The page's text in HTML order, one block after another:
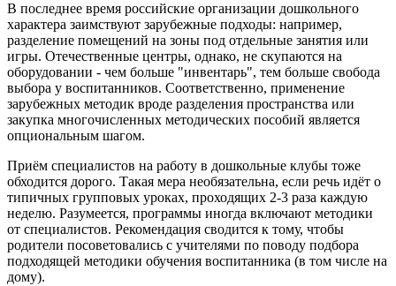
В последнее время российские организации дошкольного
характера заимствуют зарубежные подходы: например,
разделение помещений на зоны под отдельные занятия или
игры. Отечественные центры, однако, не скупаются на
оборудовании - чем больше "инвентарь", тем больше свобода
выбора у воспитанников. Соответственно, применение
зарубежных методик вроде разделения пространства или
закупка многочисленных методических пособий является
опциональным шагом.
Приём специалистов на работу в дошкольные клубы тоже
обходится дорого. Такая мера необязательна, если речь идёт о
типичных групповых уроках, проходящих 2-3 раза каждую
неделю. Разумеется, программы иногда включают методики
от специалистов. Рекомендация сводится к тому, чтобы
родители посоветовались с учителями по поводу подбора
подходящей методики обучения воспитанника (в том числе на
дому).